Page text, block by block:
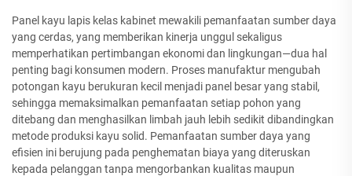
Panel kayu lapis kelas kabinet mewakili pemanfaatan sumber daya
yang cerdas, yang memberikan kinerja unggul sekaligus
memperhatikan pertimbangan ekonomi dan lingkungan—dua hal
penting bagi konsumen modern. Proses manufaktur mengubah
potongan kayu berukuran kecil menjadi panel besar yang stabil,
sehingga memaksimalkan pemanfaatan setiap pohon yang
ditebang dan menghasilkan limbah jauh lebih sedikit dibandingkan
metode produksi kayu solid. Pemanfaatan sumber daya yang
efisien ini berujung pada penghematan biaya yang diteruskan
kepada pelanggan tanpa mengorbankan kualitas maupun